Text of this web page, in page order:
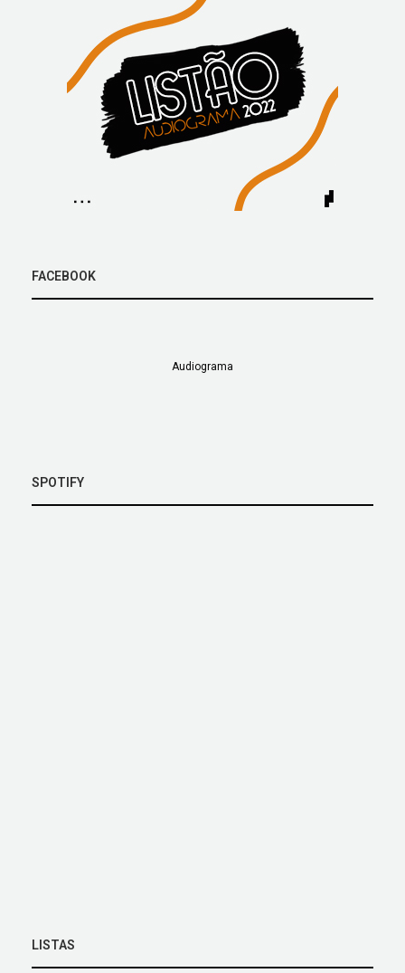
FACEBOOK
Audiograma
SPOTIFY
LISTAS